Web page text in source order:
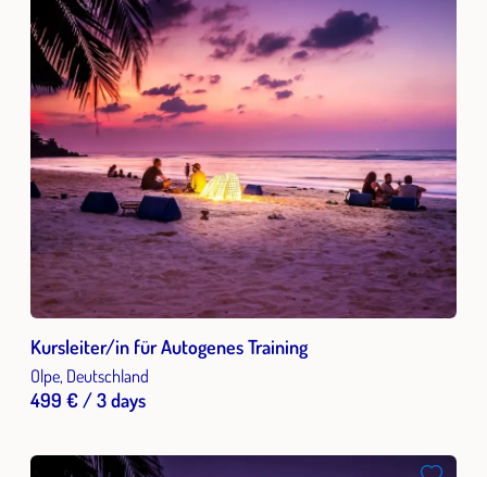
Kursleiter/in für Autogenes Training
Olpe, Deutschland
499 € / 3 days